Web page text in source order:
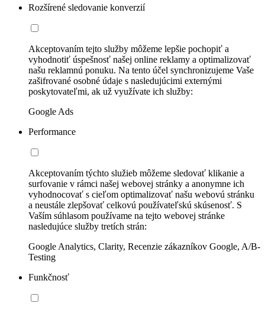
Rozšírené sledovanie konverzií
Akceptovaním tejto služby môžeme lepšie pochopiť a
vyhodnotiť úspešnosť našej online reklamy a optimalizovať
našu reklamnú ponuku. Na tento účel synchronizujeme Vaše
zašifrované osobné údaje s nasledujúcimi externými
poskytovateľmi, ak už využívate ich služby:
Google Ads
Performance
Akceptovaním týchto služieb môžeme sledovať klikanie a
surfovanie v rámci našej webovej stránky a anonymne ich
vyhodnocovať s cieľom optimalizovať našu webovú stránku
a neustále zlepšovať celkovú používateľskú skúsenosť. S
Vaším súhlasom používame na tejto webovej stránke
nasledujúce služby tretích strán:
Google Analytics, Clarity, Recenzie zákazníkov Google, A/B-
Testing
Funkčnosť